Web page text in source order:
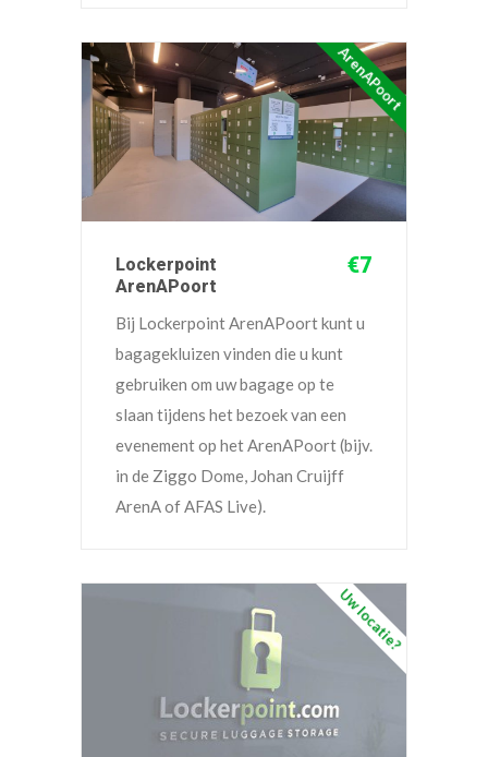
ArenAPoort
Lockerpoint
ArenAPoort
€7
Bij Lockerpoint ArenAPoort kunt u
bagagekluizen vinden die u kunt
gebruiken om uw bagage op te
slaan tijdens het bezoek van een
evenement op het ArenAPoort (bijv.
in de Ziggo Dome, Johan Cruijff
ArenA of AFAS Live).
Uw locatie?